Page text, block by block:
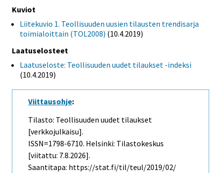
Kuviot
Liitekuvio 1. Teollisuuden uusien tilausten trendisarja
toimialoittain (TOL2008) (10.4.2019)
Laatuselosteet
Laatuseloste: Teollisuuden uudet tilaukset -indeksi
(10.4.2019)
Viittausohje:
Tilasto: Teollisuuden uudet tilaukset
[verkkojulkaisu].
ISSN=1798-6710. Helsinki: Tilastokeskus
[viitattu: 7.8.2026].
Saantitapa: https://stat.fi/til/teul/2019/02/